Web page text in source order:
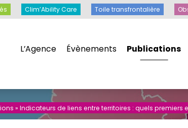
L’Agence Évènements Publications
Clim’Ability Care Toile transfrontalière
clés Clim’Ability Care Toile transfrontalière
» Indicateurs de liens entre territoires : quels premiers